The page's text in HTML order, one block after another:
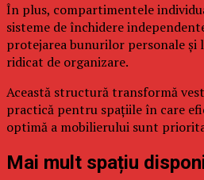
În plus, compartimentele
sisteme de închidere
protejarea bunurilor personale și
ridicat de organizare.
Această structură transformă
practică pentru spațiile în care
optimă a mobilierului sunt
Mai mult spațiu